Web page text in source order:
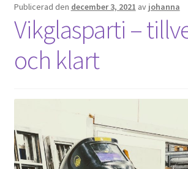
Publicerad den december 3, 2021 av johanna
Vikglasparti –
och klart